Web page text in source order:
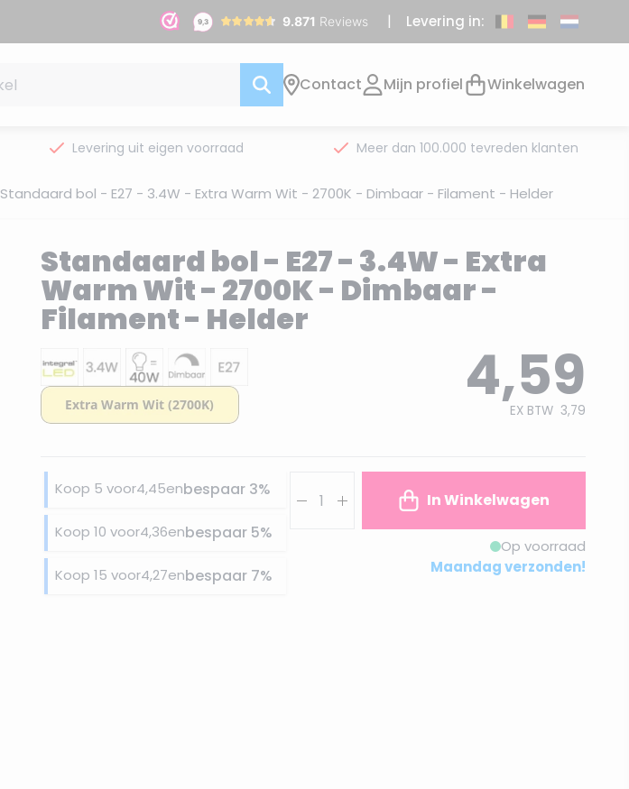
Levering in:
Contact Mijn profiel Winkelwagen
Levering uit eigen voorraad Meer dan 100.000 tevreden klanten
Standaard bol - E27 - 3.4W - Extra Warm Wit - 2700K - Dimbaar - Filament - Helder
Standaard bol - E27 - 3.4W - Extra
Warm Wit - 2700K - Dimbaar -
Filament - Helder
4,59
EX BTW 3,79
Koop 5 voor4,45enbespaar 3%
Koop 10 voor4,36enbespaar 5%
Koop 15 voor4,27enbespaar 7%
In Winkelwagen
Op voorraad
Maandag verzonden!